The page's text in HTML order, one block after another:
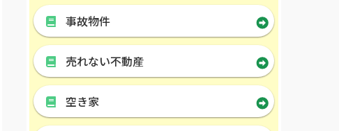
事故物件
売れない不動産
空き家